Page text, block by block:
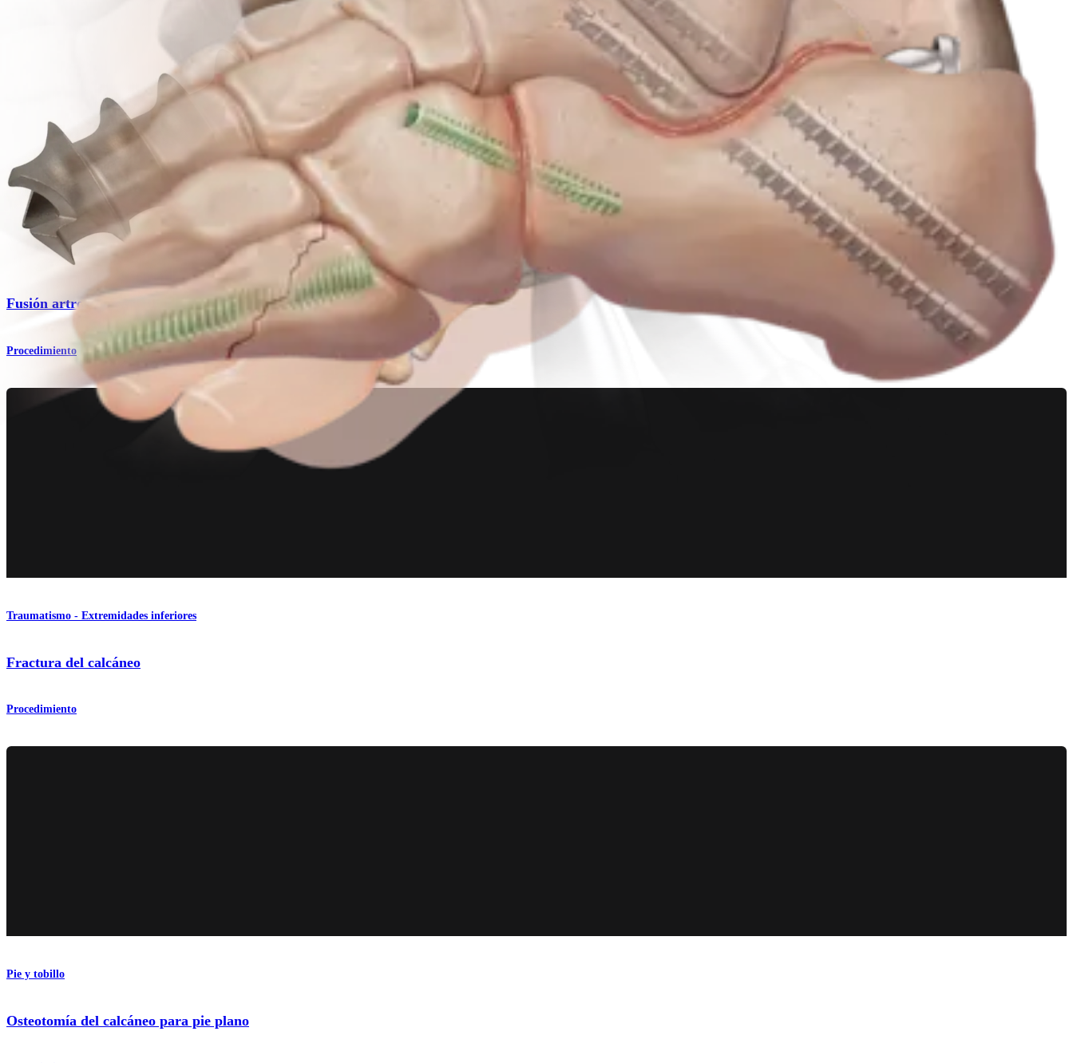
Pie y tobillo
Fusión artroscópica del tobillo
Procedimiento
Traumatismo - Extremidades inferiores
Fractura del calcáneo
Procedimiento
Pie y tobillo
Osteotomía del calcáneo para pie plano